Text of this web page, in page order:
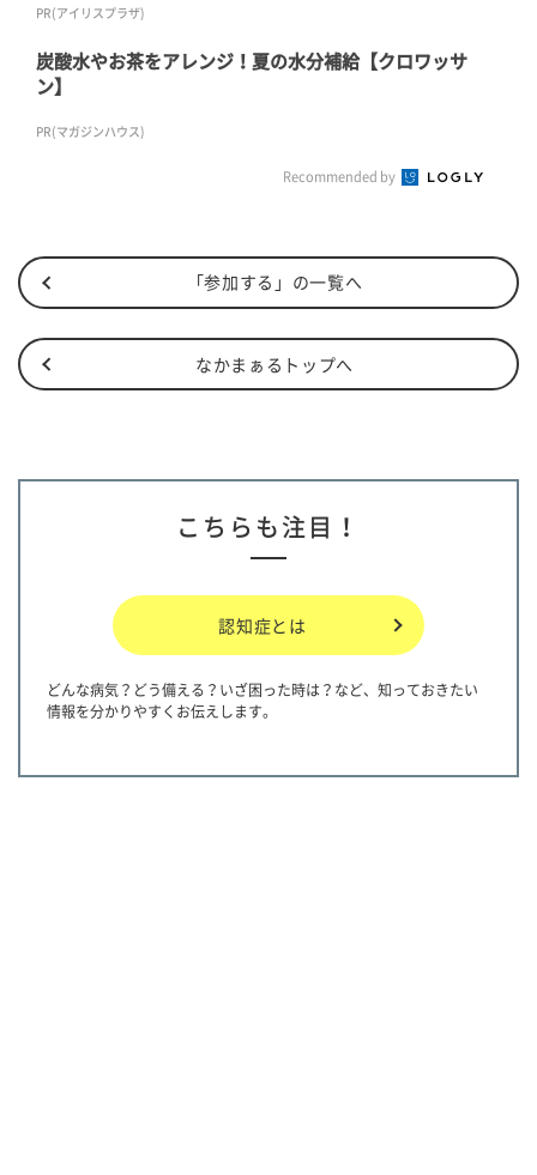
PR(アイリスプラザ)
炭酸水やお茶をアレンジ！夏の水分補給【クロワッサ
ン】
PR(マガジンハウス)
Recommended by
「参加する」の一覧へ
なかまぁるトップへ
こちらも注目！
認知症とは
どんな病気？どう備える？いざ困った時は？など、知っておきたい
情報を分かりやすくお伝えします。